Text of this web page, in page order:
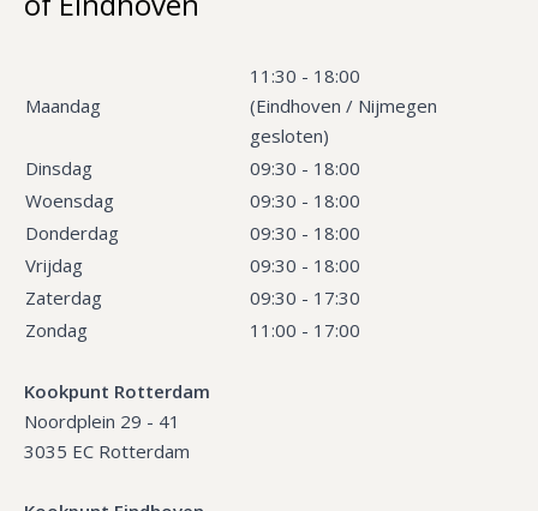
Maandag
11:30 - 18:00
(Eindhoven / Nijmegen
gesloten)
Dinsdag
09:30 - 18:00
Woensdag
09:30 - 18:00
Donderdag
09:30 - 18:00
Vrijdag
09:30 - 18:00
Zaterdag
09:30 - 17:30
Zondag
11:00 - 17:00
Kookpunt Rotterdam
Noordplein 29 - 41
3035 EC Rotterdam